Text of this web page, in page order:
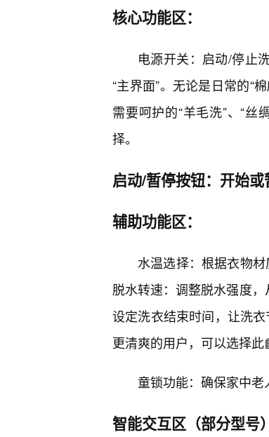
核心功能区：
电源开关：启动/停止
“主界面”。无论是日常的“
需要呵护的“羊毛洗”、“丝
择。
启动/暂停按钮：开始或
辅助功能区：
水温选择：根据衣物
脱水转速：调整脱水强度
设定洗衣结束时间，让洗
更清爽的用户，可以选择此
童锁功能：确保家中老
智能交互区（部分型号